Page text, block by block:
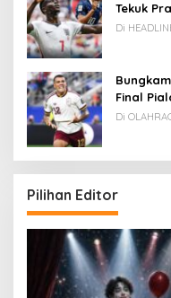
Tekuk
Di
Final
Di
Pilihan Editor